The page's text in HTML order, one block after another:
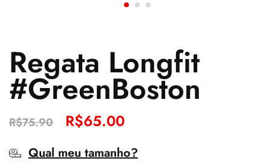
Regata Longfit
#GreenBoston
R$75.90 R$65.00
Qual meu tamanho?